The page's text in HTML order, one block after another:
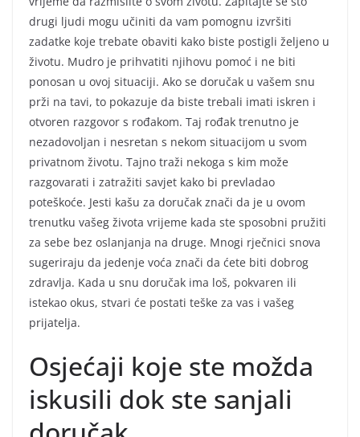
drugi ljudi mogu učiniti da vam pomognu izvršiti
zadatke koje trebate obaviti kako biste postigli željeno u
životu. Mudro je prihvatiti njihovu pomoć i ne biti
ponosan u ovoj situaciji. Ako se doručak u vašem snu
prži na tavi, to pokazuje da biste trebali imati iskren i
otvoren razgovor s rođakom. Taj rođak trenutno je
nezadovoljan i nesretan s nekom situacijom u svom
privatnom životu. Tajno traži nekoga s kim može
razgovarati i zatražiti savjet kako bi prevladao
poteškoće. Jesti kašu za doručak znači da je u ovom
trenutku vašeg života vrijeme kada ste sposobni pružiti
za sebe bez oslanjanja na druge. Mnogi rječnici snova
sugeriraju da jedenje voća znači da ćete biti dobrog
zdravlja. Kada u snu doručak ima loš, pokvaren ili
istekao okus, stvari će postati teške za vas i vašeg
prijatelja.
Osjećaji koje ste možda
iskusili dok ste sanjali